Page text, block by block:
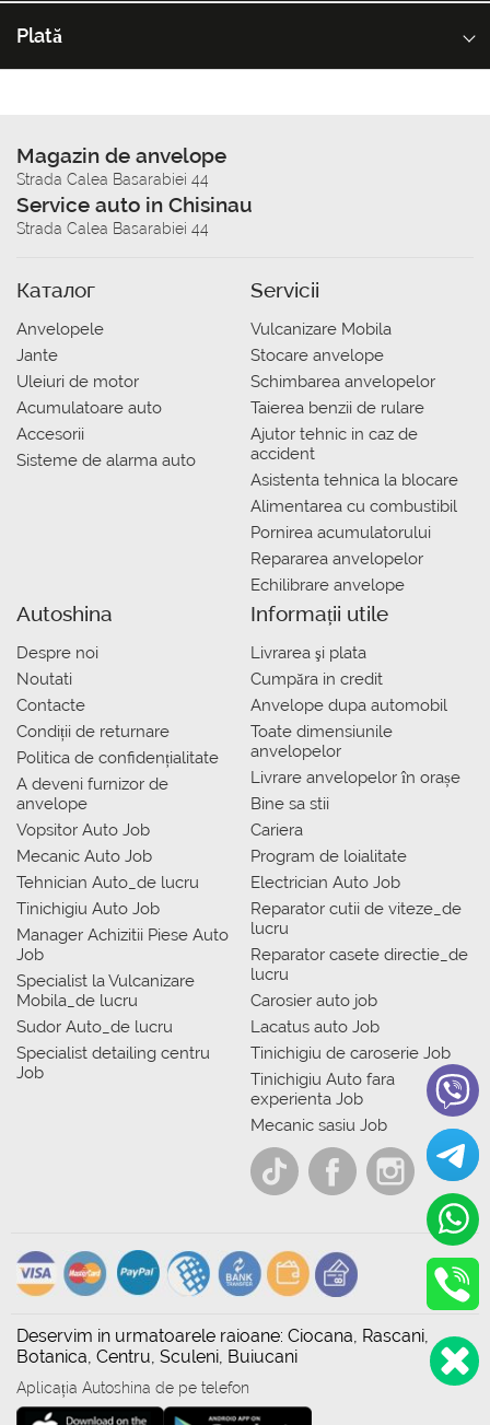
Plată
Magazin de anvelope
Strada Calea Basarabiei 44
Service auto in Chisinau
Strada Calea Basarabiei 44
Каталог
Anvelopele
Jante
Uleiuri de motor
Acumulatoare auto
Accesorii
Sisteme de alarma auto
Servicii
Vulcanizare Mobila
Stocare anvelope
Schimbarea anvelopelor
Taierea benzii de rulare
Ajutor tehnic in caz de
accident
Asistenta tehnica la blocare
Alimentarea cu combustibil
Pornirea acumulatorului
Repararea anvelopelor
Echilibrare anvelope
Autoshina
Despre noi
Noutati
Contacte
Condiții de returnare
Politica de confidențialitate
A deveni furnizor de
anvelope
Vopsitor Auto Job
Mecanic Auto Job
Tehnician Auto_de lucru
Tinichigiu Auto Job
Manager Achizitii Piese Auto
Job
Specialist la Vulcanizare
Mobila_de lucru
Sudor Auto_de lucru
Specialist detailing centru
Job
Informații utile
Livrarea şi plata
Сumpăra in credit
Anvelope dupa automobil
Toate dimensiunile
anvelopelor
Livrare anvelopelor în orașe
Bine sa stii
Cariera
Program de loialitate
Electrician Auto Job
Reparator cutii de viteze_de
lucru
Reparator casete directie_de
lucru
Carosier auto job
Lacatus auto Job
Tinichigiu de caroserie Job
Tinichigiu Auto fara
experienta Job
Mecanic sasiu Job
Deservim in urmatoarele raioane: Ciocana, Rascani,
Botanica, Centru, Sculeni, Buiucani
Aplicația Autoshina de pe telefon